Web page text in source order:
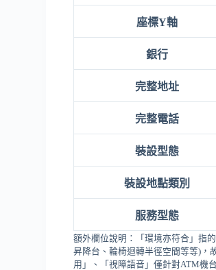
座標Y軸
銀行
完整地址
完整電話
裝設型態
裝設地點類別
服務型態
額外欄位說明：「環境亦符合」指
昇降台、輪椅迴轉半徑空間等等)，
用」、「視障語音」僅針對ATM機